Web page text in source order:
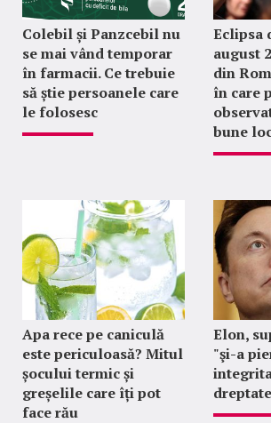
Colebil și Panzcebil nu
se mai vând temporar
în farmacii. Ce trebuie
să știe persoanele care
le folosesc
Eclipsa
august
din
în care
bune
Apa rece pe caniculă
este periculoasă? Mitul
șocului termic și
greșelile care îți pot
face rău
Elon,
"şi-a